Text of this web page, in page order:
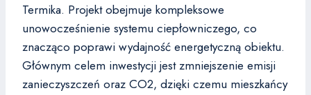
Termika. Projekt obejmuje kompleksowe
unowocześnienie systemu ciepłowniczego, co
znacząco poprawi wydajność energetyczną obiektu.
Głównym celem inwestycji jest zmniejszenie emisji
zanieczyszczeń oraz CO2, dzięki czemu mieszkańcy